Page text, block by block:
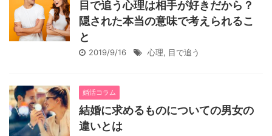
目で追う心理は相手が好きだから？
隠された本当の意味で考えられるこ
と
2019/9/16 心理, 目で追う
婚活コラム
結婚に求めるものについての男女の
違いとは